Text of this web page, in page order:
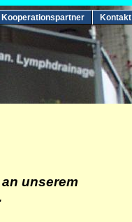
Kooperationspartner Kontakt
unserem